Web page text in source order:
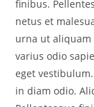
finibus.
netus et
urna ut aliquam
varius odio
eget
in diam odio.